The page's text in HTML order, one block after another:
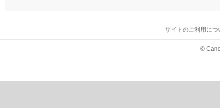
サイトのご利用につ
©